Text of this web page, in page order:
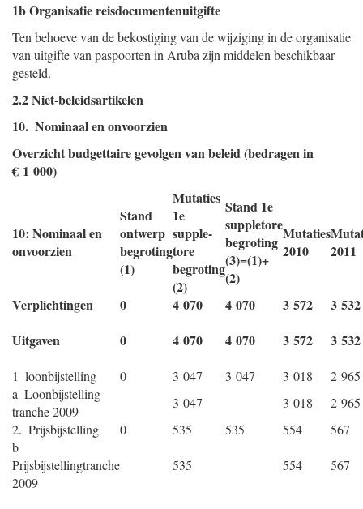
1b Organisatie reisdocumentenuitgifte
Ten behoeve van de bekostiging van de wijziging in de organisatie
van uitgifte van paspoorten in Aruba zijn middelen beschikbaar
gesteld.
2.2 Niet-beleidsartikelen
10. Nominaal en onvoorzien
Overzicht budgettaire gevolgen van beleid (bedragen in
€ 1 000)
10: Nominaal en
onvoorzien
Stand
ontwerp
begroting
(1)
Mutaties
1e
supple-
tore
begroting
(2)
Stand 1e
suppletore
begroting
(3)=(1)+
(2)
Mutaties
2010
2011
Verplichtingen 0 4 070 4 070 3 572
3 532
Uitgaven
0 4 070 4 070 3 572 3 532
1 loonbijstelling 0 3 047 3 047 3 018
2 965
a Loonbijstelling
tranche 2009
3 047 3 018
2 965
2. Prijsbijstelling
0 535 535 554
567
b
Prijsbijstellingtranche
2009
535 554 567